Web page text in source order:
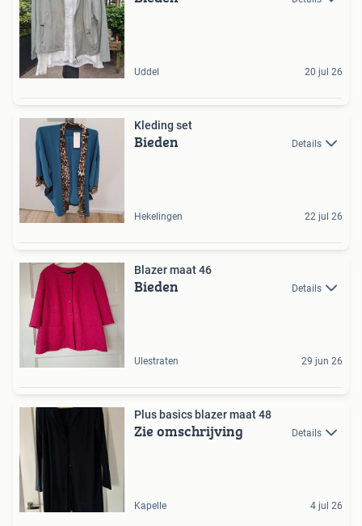
Uddel 20 jul 26
Kleding set
Bieden Details
Hekelingen 22 jul 26
Blazer maat 46
Bieden Details
Ulestraten 29 jun 26
Plus basics blazer maat 48
Zie omschrijving Details
Kapelle 4 jul 26